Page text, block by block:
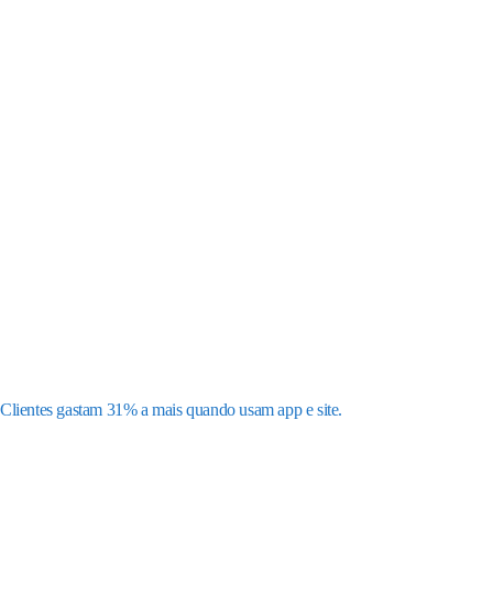
Clientes gastam 31% a mais quando usam app e site.